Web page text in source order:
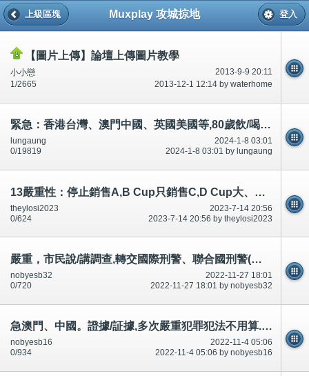
Muxplay 攻城掠地
上級區塊 登入
【圖片上傳】論壇上傳圖片教學
2013-9-9 20:11
小小戀
2013-12-1 12:14 by waterhome
1/2665
緊急：香港台灣、澳門中國、英國美國等,80歲飲/喝8杯水?20歲40杯?
2024-1-8 03:01
lungaung
2024-1-8 03:01 by lungaung
0/19819
13嚴重性：停止銷售A,B Cup只銷售C,D Cup大、加大尺碼胸圍,罩杯。電影院/戲院取消單人座位。因為型男、叻仔消防員
2023-7-14 20:56
theylosi2023
2023-7-14 20:56 by theylosi2023
0/624
嚴重，市民說/講調查,轉交國際刑警、聯合國刑警(警察)。如果有193個國家，好像/好似70億人？
2022-11-27 18:01
nobyesb32
2022-11-27 18:01 by nobyesb32
0/720
急澳門、中國。證據/証據,多次嚴重犯罪犯法不用算.../唔駛計。市民犯罪犯法,需要坐牢坐監、無法醫治！公開
2022-11-4 05:06
nobyesb16
2022-11-4 05:06 by nobyesb16
0/934